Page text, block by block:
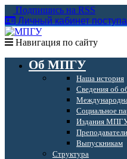
Подпишись на RSS
Личный кабинет
Навигация по сайту
Об МПГУ
Наша история
Сведения об
Социальное
Издания
Выпускникам
Структура